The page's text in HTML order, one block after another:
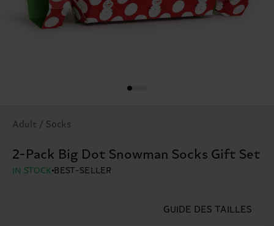
Adult / Socks
2-Pack Big Dot Snowman Socks Gift Set
IN STOCK BEST-SELLER
GUIDE DES TAILLES